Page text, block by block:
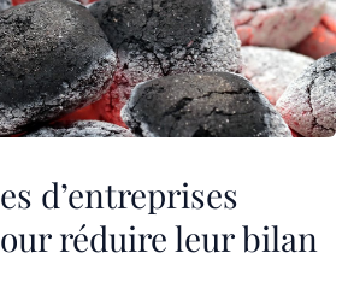
d’entreprises
réduire leur bilan